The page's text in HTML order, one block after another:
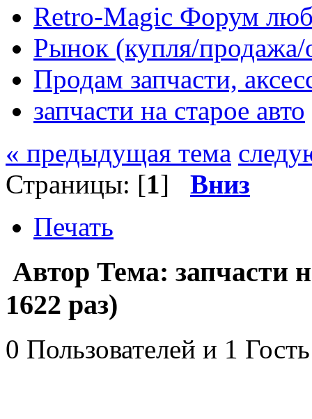
Retro-Magic Форум
Рынок (купля/продажа/
Продам запчасти,
запчасти на старое авто
« предыдущая тема
Страницы: [1] Вниз
Печать
Автор Тема: запчасти
1622 раз)
0 Пользователей и 1